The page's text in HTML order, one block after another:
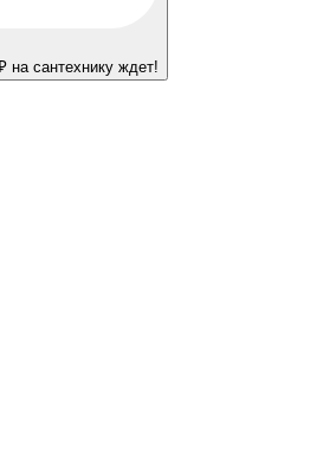
на сантехнику ждет!